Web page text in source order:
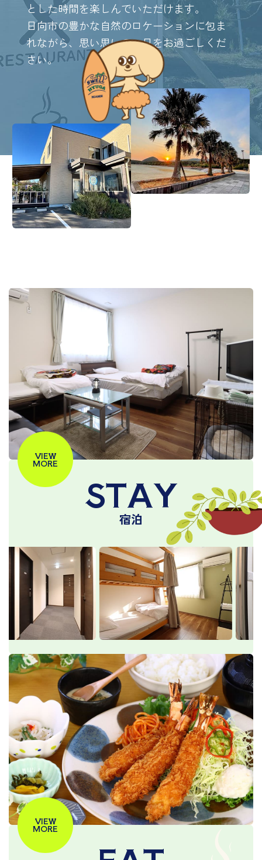
とした時間を楽しんでいただけます。
日向市の豊かな自然のロケーションに包ま
れながら、思い思いの一日をお過ごしくだ
さい。
VIEW
MORE
STAY
宿泊
VIEW
MORE